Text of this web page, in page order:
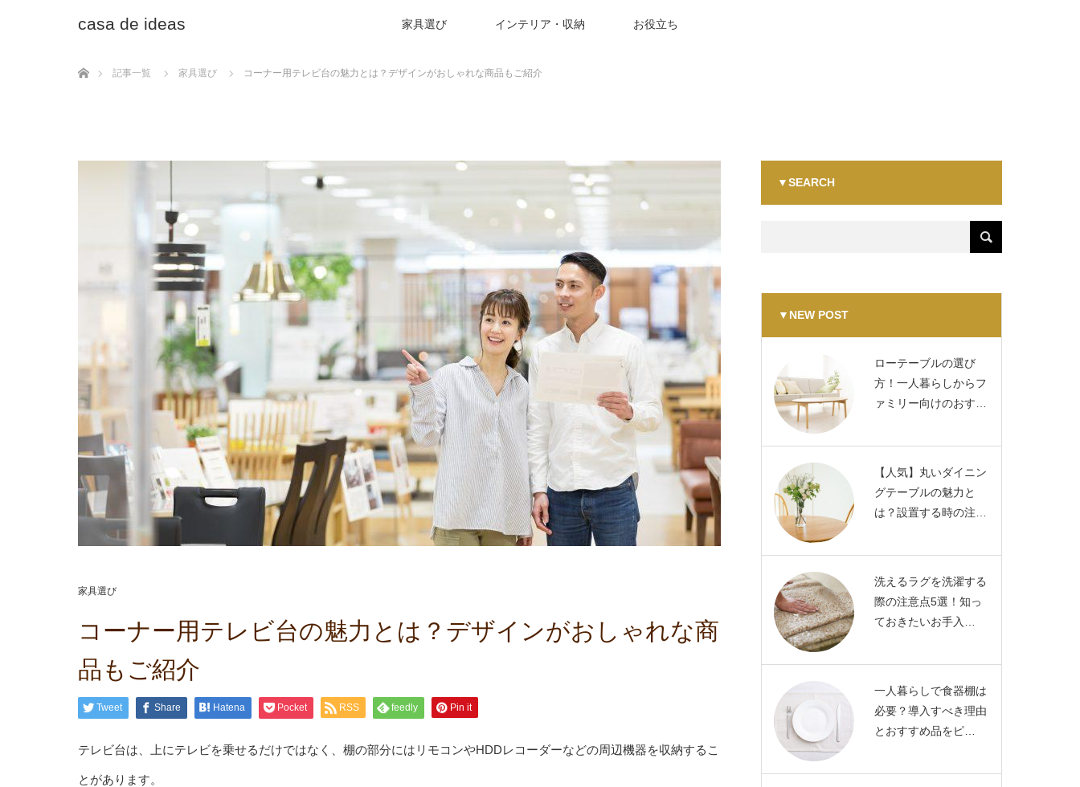
casa de ideas 家具選び インテリア・収納 お役立ち
記事一覧
家具選び コーナー用テレビ台の魅力とは？デザインがおしゃれな商品もご紹介
家具選び
コーナー用テレビ台の魅力とは？デザインがおしゃれな商
品もご紹介
Tweet Share Hatena Pocket RSS feedly Pin it
テレビ台は、上にテレビを乗せるだけではなく、棚の部分にはリモコンやHDDレコーダーなどの周辺機器を収納するこ
とがあります。
▼SEARCH
▼NEW POST
ローテーブルの選び
方！一人暮らしからフ
ァミリー向けのおす…
【人気】丸いダイニン
グテーブルの魅力と
は？設置する時の注…
洗えるラグを洗濯する
際の注意点5選！知っ
ておきたいお手入…
一人暮らしで食器棚は
必要？導入すべき理由
とおすすめ品をピ…